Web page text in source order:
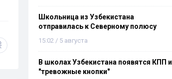
Школьница из Узбекистана
отправилась к Северному полюсу
15:02 / 5 августа
В школах Узбекистана появятся КПП и
"тревожные кнопки"